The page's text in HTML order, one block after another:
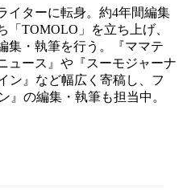
イターに転身。約4年間編集
「TOMOLO」を立ち上げ、
集・執筆を行う。『ママテ
ュース』や『スーモジャーナ
ン』など幅広く寄稿し、フ
』の編集・執筆も担当中。